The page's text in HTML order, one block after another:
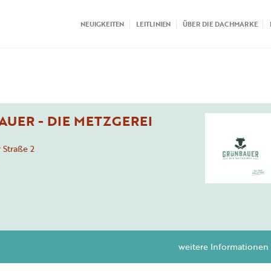
NEUIGKEITEN LEITLINIEN ÜBER DIE DACHMARKE
- DIE METZGEREI
2
weitere Informationen